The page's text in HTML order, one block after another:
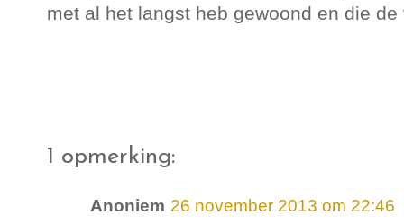
met al het langst heb gewoond en die
1 opmerking:
Anoniem 26 november 2013 om 22:46